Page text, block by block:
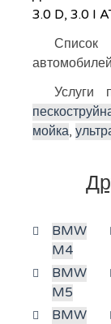
3.0 D, 3.0 I
Услуги
мойка,
BMW
M4
BMW
M5
BMW